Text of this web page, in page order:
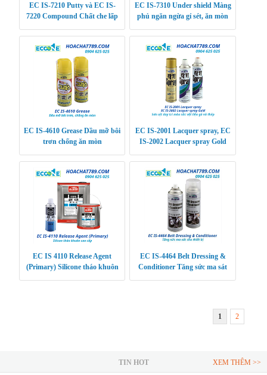
EC IS-7210 Putty và EC IS-
7220 Compound Chất che lấp
EC IS-7310 Under shield Màng
phủ ngăn ngừa gỉ sét, ăn mòn
EC IS-4610 Grease Dầu mỡ bôi
trơn chống ăn mòn
EC IS-2001 Lacquer spray, EC
IS-2002 Lacquer spray Gold
gỗ và thép
EC IS 4110 Release Agent
(Primary) Silicone tháo khuôn
EC IS-4464 Belt Dressing &
Conditioner Tăng sức ma sát
1 2
TIN HOT XEM THÊM >>